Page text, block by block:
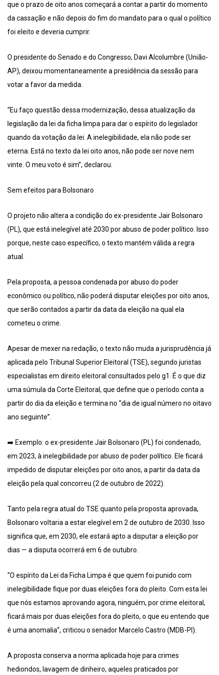
que o prazo de oito anos começará a contar a partir do momento
da cassação e não depois do fim do mandato para o qual o político
foi eleito e deveria cumprir.
O presidente do Senado e do Congresso, Davi Alcolumbre (União-
AP), deixou momentaneamente a presidência da sessão para
votar a favor da medida.
“Eu faço questão dessa modernização, dessa atualização da
legislação da lei da ficha limpa para dar o espírito do legislador
quando da votação da lei. A inelegibilidade, ela não pode ser
eterna. Está no texto da lei oito anos, não pode ser nove nem
vinte. O meu voto é sim”, declarou.
Sem efeitos para Bolsonaro
O projeto não altera a condição do ex-presidente Jair Bolsonaro
(PL), que está inelegível até 2030 por abuso de poder político. Isso
porque, neste caso específico, o texto mantém válida a regra
atual.
Pela proposta, a pessoa condenada por abuso do poder
econômico ou político, não poderá disputar eleições por oito anos,
que serão contados a partir da data da eleição na qual ela
cometeu o crime.
Apesar de mexer na redação, o texto não muda a jurisprudência já
aplicada pelo Tribunal Superior Eleitoral (TSE), segundo juristas
especialistas em direito eleitoral consultados pelo g1. É o que diz
uma súmula da Corte Eleitoral, que define que o período conta a
partir do dia da eleição e termina no “dia de igual número no oitavo
ano seguinte”.
➡️ Exemplo: o ex-presidente Jair Bolsonaro (PL) foi condenado,
em 2023, à inelegibilidade por abuso de poder político. Ele ficará
impedido de disputar eleições por oito anos, a partir da data da
eleição pela qual concorreu (2 de outubro de 2022).
Tanto pela regra atual do TSE quanto pela proposta aprovada,
Bolsonaro voltaria a estar elegível em 2 de outubro de 2030. Isso
significa que, em 2030, ele estará apto a disputar a eleição por
dias — a disputa ocorrerá em 6 de outubro.
“O espírito da Lei da Ficha Limpa é que quem foi punido com
inelegibilidade fique por duas eleições fora do pleito. Com esta lei
que nós estamos aprovando agora, ninguém, por crime eleitoral,
ficará mais por duas eleições fora do pleito, o que eu entendo que
é uma anomalia”, criticou o senador Marcelo Castro (MDB-PI).
A proposta conserva a norma aplicada hoje para crimes
hediondos, lavagem de dinheiro, aqueles praticados por